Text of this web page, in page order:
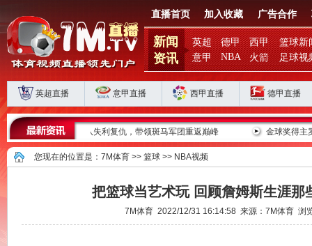
直播首页 加入收藏 广告合作
新闻
资讯
英超 德甲 西甲
篮球新
意甲
NBA 火箭 足球视
英超直播 意甲直播 西甲直播 德甲直播
军团重返巅峰 金球奖得主罗德里的皇马之路为何停滞？
您现在的位置是： 7M体育 >> 篮球 >> NBA视频
把篮球当艺术玩 回顾詹姆斯生涯那
7M体育 2022/12/31 16:14:58 来源：7M体育 浏